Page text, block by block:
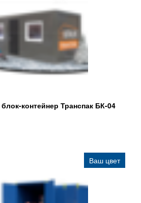
контейнер Транспак БК-04
Ваш цвет